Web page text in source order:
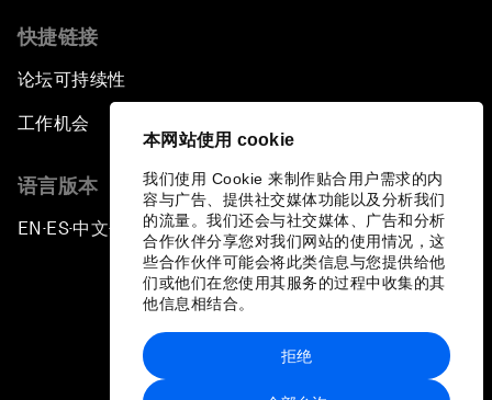
本网站使用 cookie
我们使用 Cookie 来制作贴合用户需求的内
容与广告、提供社交媒体功能以及分析我们
的流量。我们还会与社交媒体、广告和分析
合作伙伴分享您对我们网站的使用情况，这
些合作伙伴可能会将此类信息与您提供给他
们或他们在您使用其服务的过程中收集的其
他信息相结合。
拒绝
快捷链接
论坛可持续性
工作机会
语言版本
EN ▪ES▪中文▪ 日本語